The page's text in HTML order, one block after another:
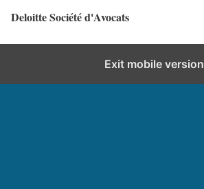
Deloitte Société d'Avocats
Exit mobile version